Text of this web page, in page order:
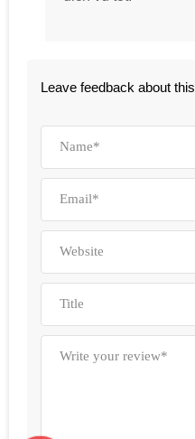
Leave feedback about this